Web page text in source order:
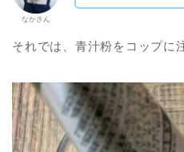
なかさん
それでは、青汁粉をコップに